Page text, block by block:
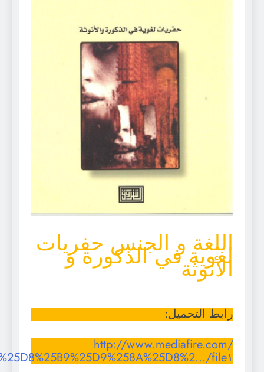
اللغة و الجنس حفريات
لغوية في الذكورة و
الأنوثة
رابط التحميل:
http://www.mediafire.com/
…/%25D8%25B9%25D9%258A%25D8%2…/file١